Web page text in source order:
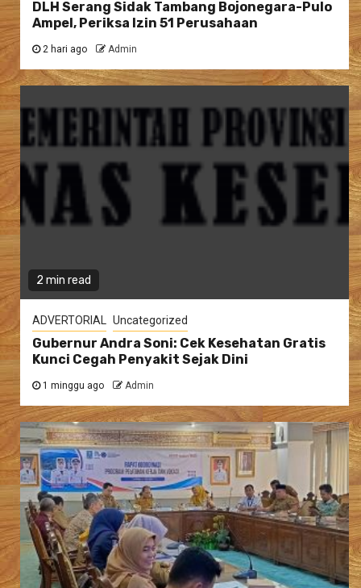
DLH Serang Sidak Tambang Bojonegara-Pulo
Ampel, Periksa Izin 51 Perusahaan
2 hari ago Admin
2 min read
ADVERTORIAL Uncategorized
Gubernur Andra Soni: Cek Kesehatan Gratis
Kunci Cegah Penyakit Sejak Dini
1 minggu ago Admin